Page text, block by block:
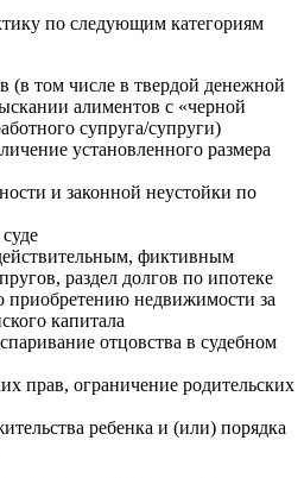
по следующим категориям
(в том числе в твердой денежной
алиментов с «черной
супруга/супруги)
установленного размера
и законной неустойки по
фиктивным
раздел долгов по ипотеке
приобретению недвижимости за
капитала
отцовства в судебном
прав, ограничение родительских
ребенка и (или) порядка